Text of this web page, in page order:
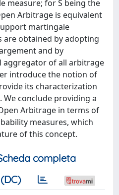
measure; for S being the
Arbitrage is equivalent
martingale
are obtained by adopting
and by
aggregator of all arbitrage
introduce the notion of
its characterization
conclude providing a
Arbitrage in terms of
measures, which
of this concept.
completa